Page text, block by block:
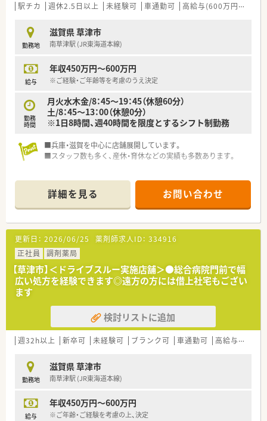
駅チカ 週休2.5日以上 未経験可 車通勤可 高給与(600万円以上)
勤務地
滋賀県 草津市
南草津駅 (JR東海道本線)
給与
年収450万円～600万円
※ご経験・ご年齢等を考慮のうえ決定
勤務
時間
月火水木金/8：45～19：45（休憩60分）
土/8：45～13：00（休憩0分）
※1日8時間、週40時間を限度とするシフト制勤務
■兵庫・滋賀を中心に店舗展開しています。
■スタッフ数も多く、産休・育休などの実績も多数あります。
詳細を見る お問い合わせ
更新日： 2026/06/25 薬剤師求人ID： 334916
正社員
調剤薬局
【草津市】＜ドライブスルー実施店舗＞●総合病院門前で幅
広い処方を経験できます◎遠方の方には借上社宅もござい
ます
検討リストに追加
週32h以上 新卒可 未経験可 ブランク可 車通勤可 高給与(600万円以上)
勤務地
滋賀県 草津市
南草津駅 (JR東海道本線)
給与
年収450万円～600万円
※ご年齢・ご経験を考慮の上、決定